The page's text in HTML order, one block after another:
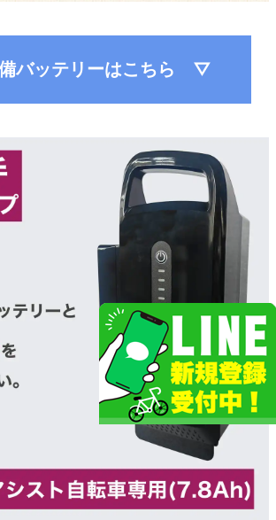
ッテリーはこちら ▽